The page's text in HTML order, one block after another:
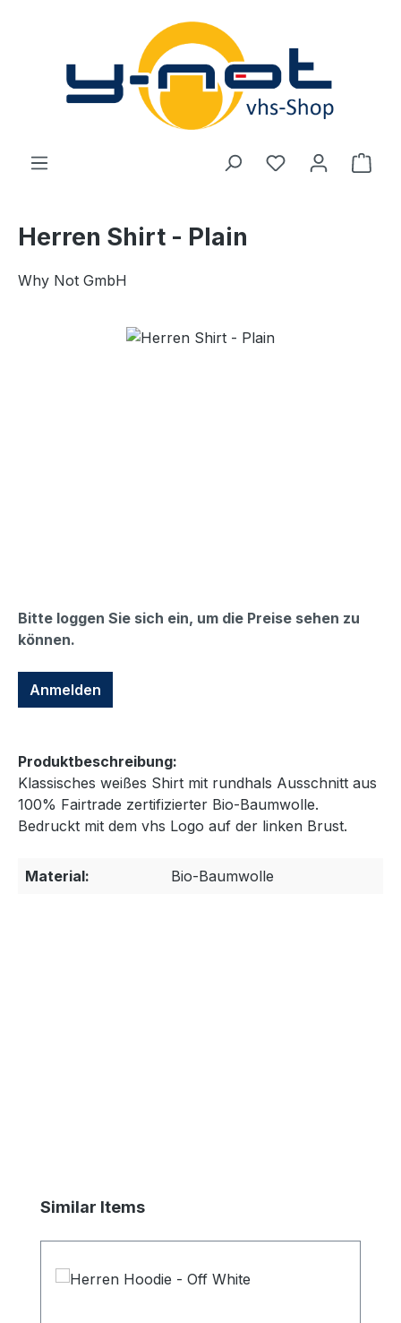
Zum Hauptinhalt springen
Du hast 0
Herren Shirt - Plain
Why Not GmbH
Bildergalerie überspringen
Bitte loggen Sie sich ein, um die Preise sehen zu
können.
Anmelden
Produktbeschreibung:
Klassisches weißes Shirt mit rundhals Ausschnitt aus
100% Fairtrade zertifizierter Bio-Baumwolle.
Bedruckt mit dem vhs Logo auf der linken Brust.
Material: Bio-Baumwolle
Produktgalerie überspringen
Similar Items